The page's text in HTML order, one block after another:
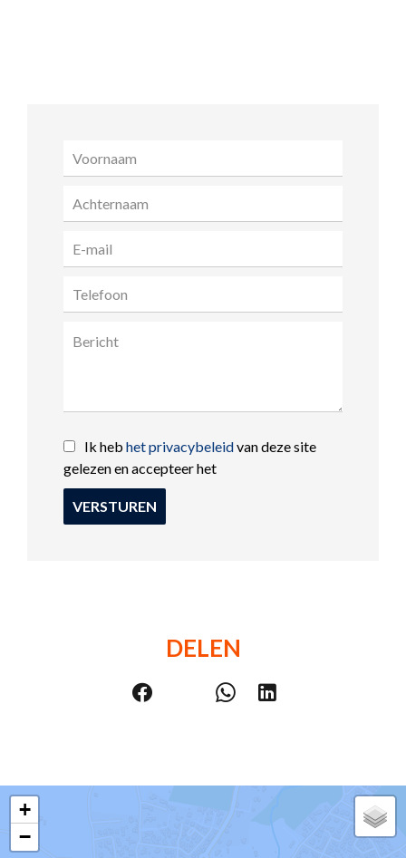
Ik heb het privacybeleidvan deze site
gelezen en accepteer het
VERSTUREN
DELEN
+
−